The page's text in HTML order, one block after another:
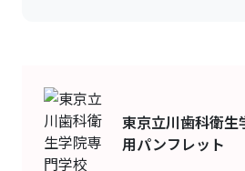
東京立川歯科衛生
用パンフレット